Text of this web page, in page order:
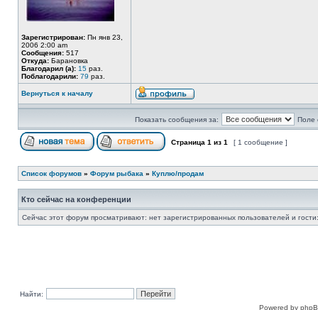
Зарегистрирован: Пн янв 23,
2006 2:00 am
Сообщения: 517
Откуда: Барановка
Благодарил (а): 15 раз.
Поблагодарили: 79 раз.
Вернуться к началу
Показать сообщения за: Поле
Страница 1 из 1 [ 1 сообщение ]
Список форумов » Форум рыбака » Куплю/продам
Кто сейчас на конференции
Сейчас этот форум просматривают: нет зарегистрированных пользователей и
Найти:
Powered by